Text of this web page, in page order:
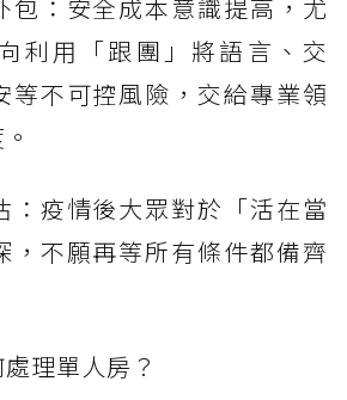
包：安全成本意識提高，尤
利用「跟團」將語言、交
等不可控風險，交給專業領
：疫情後大眾對於「活在當
，不願再等所有條件都備齊
理單人房？